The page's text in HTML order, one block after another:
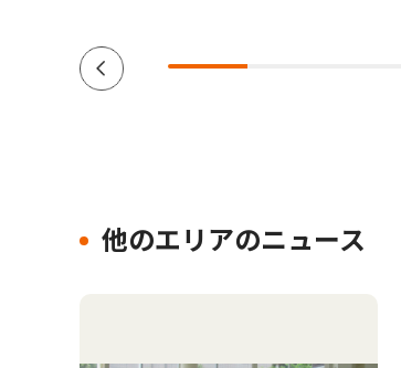
他のエリアのニュース